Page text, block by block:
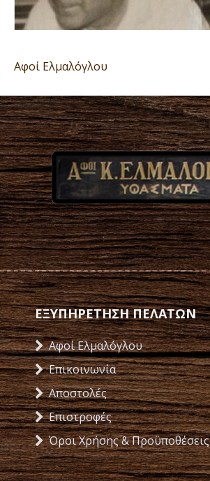
Αφοί Ελμαλόγλου
ΕΞΥΠΗΡΕΤΗΣΗ ΠΕΛΑΤΩΝ
Αφοί Ελμαλόγλου
Επικοινωνία
Αποστολές
Επιστροφές
Όροι Χρήσης & Προϋποθέσεις